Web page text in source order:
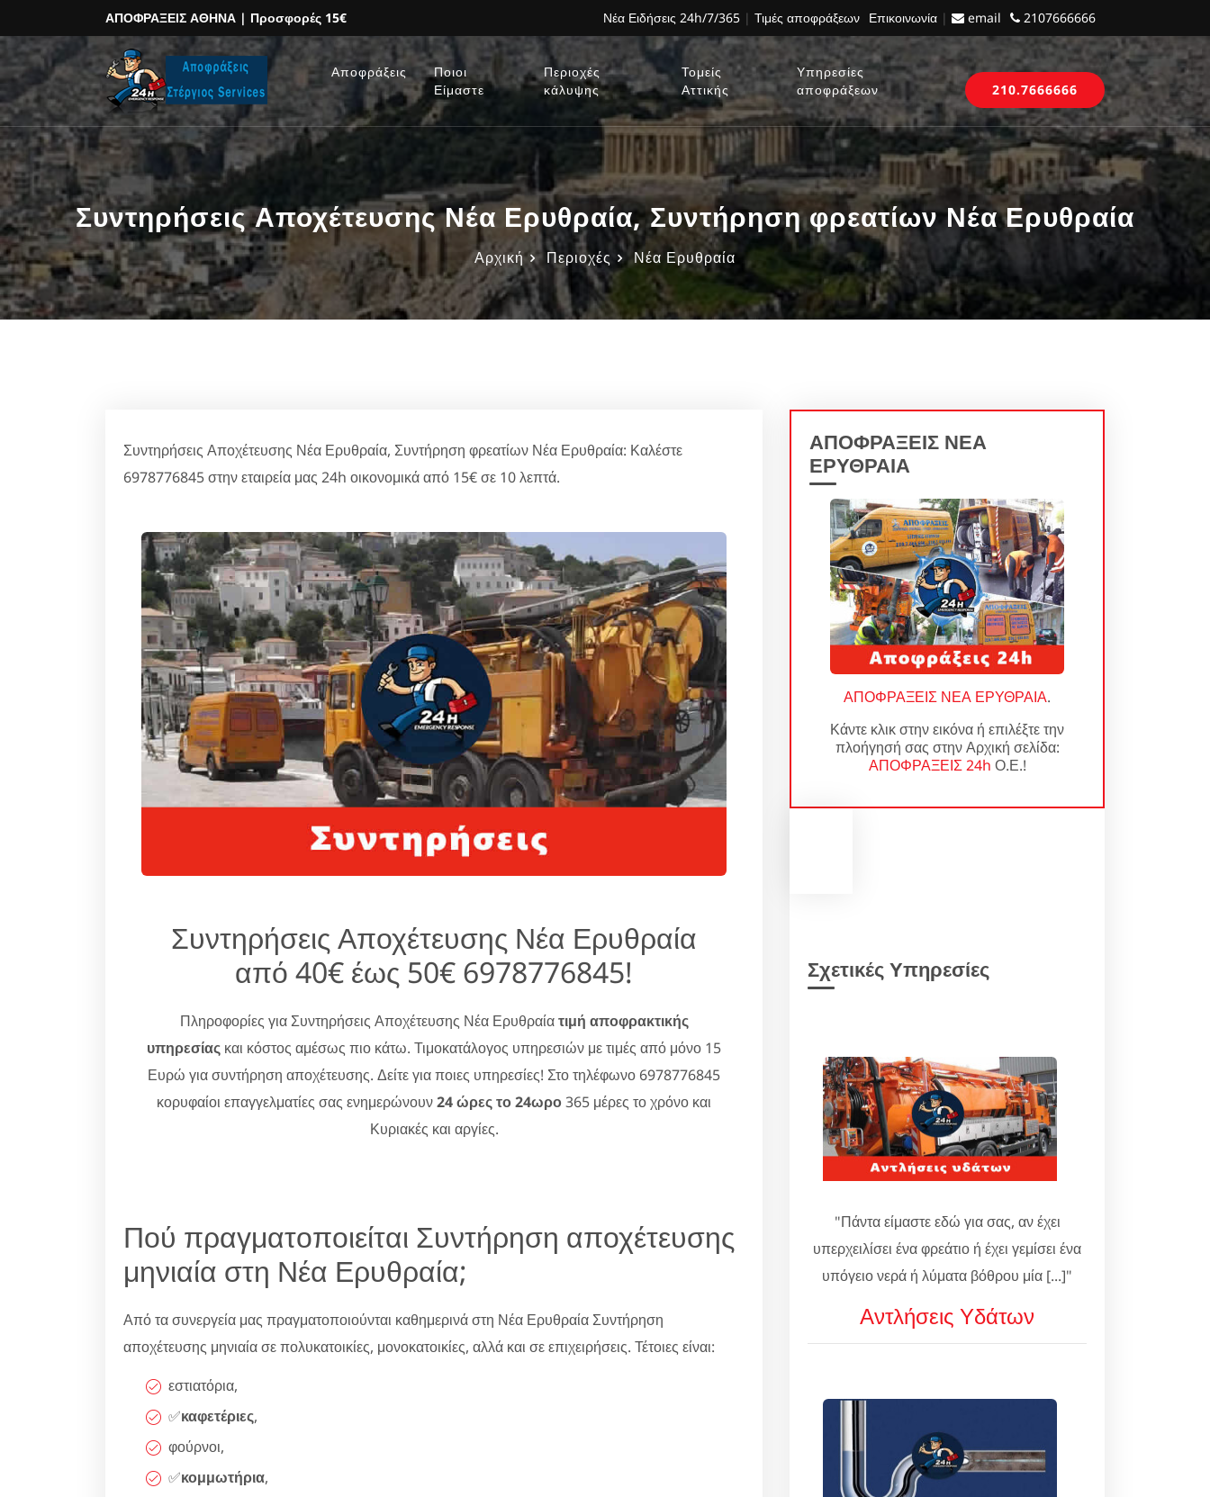
ΑΠΟΦΡΑΞΕΙΣ ΑΘΗΝΑ | Προσφορές 15€ Νέα Ειδήσεις 24h/7/365 | Τιμές αποφράξεων Επικοινωνία | email 2107666666
Αποφράξεις
Ποιοι
Είμαστε
Περιοχές
κάλυψης
Τομείς
Αττικής
Υπηρεσίες
αποφράξεων
210.7666666
Συντηρήσεις Αποχέτευσης Νέα Ερυθραία, Συντήρηση φρεατίων Νέα Ερυθραία
Αρχική Περιοχές Νέα Ερυθραία
Συντηρήσεις Αποχέτευσης Νέα Ερυθραία, Συντήρηση φρεατίων Νέα Ερυθραία: Καλέστε
6978776845 στην εταιρεία μας 24h οικονομικά από 15€ σε 10 λεπτά.
Συντηρήσεις Αποχέτευσης Νέα Ερυθραία
από 40€ έως 50€ 6978776845!
Πληροφορίες για Συντηρήσεις Αποχέτευσης Νέα Ερυθραίατιμή αποφρακτικής
υπηρεσίας και κόστος αμέσως πιο κάτω. Τιμοκατάλογος υπηρεσιών με τιμές από μόνο 15
Ευρώ για συντήρηση αποχέτευσης. Δείτε για ποιες υπηρεσίες! Στο τηλέφωνο 6978776845
κορυφαίοι επαγγελματίες σας ενημερώνουν24 ώρες το 24ωρο365 μέρες το χρόνο και
Κυριακές και αργίες.
Πού πραγματοποιείται Συντήρηση αποχέτευσης
μηνιαία στη Νέα Ερυθραία;
Από τα συνεργεία μας πραγματοποιούνται καθημερινά στη Νέα Ερυθραία Συντήρηση
αποχέτευσης μηνιαία σε πολυκατοικίες, μονοκατοικίες, αλλά και σε επιχειρήσεις. Τέτοιες είναι:
εστιατόρια,
✅καφετέριες,
φούρνοι,
✅κομμωτήρια,
ΑΠΟΦΡΑΞΕΙΣ ΝΕΑ
ΕΡΥΘΡΑΙΑ
ΑΠΟΦΡΑΞΕΙΣ ΝΕΑ ΕΡΥΘΡΑΙΑ.
Κάντε κλικ στην εικόνα ή επιλέξτε την
πλοήγησή σας στην Αρχική σελίδα:
ΑΠΟΦΡΑΞΕΙΣ 24h Ο.Ε.!
Σχετικές Υπηρεσίες
"Πάντα είμαστε εδώ για σας, αν έχει
υπερχειλίσει ένα φρεάτιο ή έχει γεμίσει ένα
υπόγειο νερά ή λύματα βόθρου μία [...]"
Αντλήσεις Υδάτων